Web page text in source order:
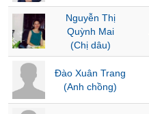
nghiệp
Tin
tức
sự
kiện
Tài
liệu
Nguyễn Thị
Quỳnh Mai
(Chị dâu)
Đào Xuân Trang
(Anh chồng)
LIỆU
CÔNG
NGHIỆP